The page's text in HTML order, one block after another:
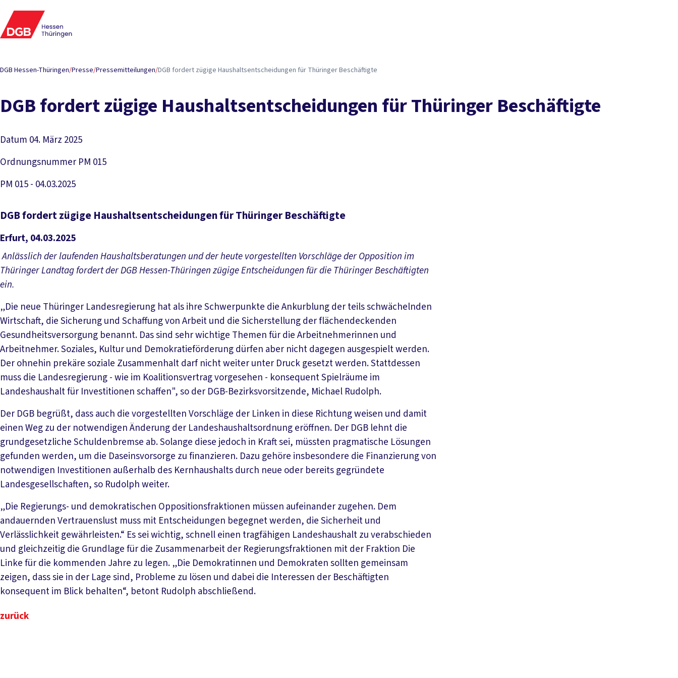
DGB Hessen-Thüringen/Presse/Pressemitteilungen/DGB for­dert zü­gi­ge Haus­halts­ent­schei­dun­gen für Thü­rin­ger Be­schäf­tig­te
DGB for­dert zü­gi­ge Haus­halts­ent­schei­dun­gen für Thü­rin­ger Be­schäf­tig­te
Datum 04. März 2025
Ordnungsnummer PM 015
PM 015 - 04.03.2025
DGB fordert zügige Haushaltsentscheidungen für Thüringer Beschäftigte
Erfurt, 04.03.2025
Anlässlich der laufenden Haushaltsberatungen und der heute vorgestellten Vorschläge der Opposition im
Thüringer Landtag fordert der DGB Hessen-Thüringen zügige Entscheidungen für die Thüringer Beschäftigten
ein.
„Die neue Thüringer Landesregierung hat als ihre Schwerpunkte die Ankurblung der teils schwächelnden
Wirtschaft, die Sicherung und Schaffung von Arbeit und die Sicherstellung der flächendeckenden
Gesundheitsversorgung benannt. Das sind sehr wichtige Themen für die Arbeitnehmerinnen und
Arbeitnehmer. Soziales, Kultur und Demokratieförderung dürfen aber nicht dagegen ausgespielt werden.
Der ohnehin prekäre soziale Zusammenhalt darf nicht weiter unter Druck gesetzt werden. Stattdessen
muss die Landesregierung - wie im Koalitionsvertrag vorgesehen - konsequent Spielräume im
Landeshaushalt für Investitionen schaffen", so der DGB-Bezirksvorsitzende, Michael Rudolph.
Der DGB begrüßt, dass auch die vorgestellten Vorschläge der Linken in diese Richtung weisen und damit
einen Weg zu der notwendigen Änderung der Landeshaushaltsordnung eröffnen. Der DGB lehnt die
grundgesetzliche Schuldenbremse ab. Solange diese jedoch in Kraft sei, müssten pragmatische Lösungen
gefunden werden, um die Daseinsvorsorge zu finanzieren. Dazu gehöre insbesondere die Finanzierung von
notwendigen Investitionen außerhalb des Kernhaushalts durch neue oder bereits gegründete
Landesgesellschaften, so Rudolph weiter.
„Die Regierungs- und demokratischen Oppositionsfraktionen müssen aufeinander zugehen. Dem
andauernden Vertrauenslust muss mit Entscheidungen begegnet werden, die Sicherheit und
Verlässlichkeit gewährleisten.“ Es sei wichtig, schnell einen tragfähigen Landeshaushalt zu verabschieden
und gleichzeitig die Grundlage für die Zusammenarbeit der Regierungsfraktionen mit der Fraktion Die
Linke für die kommenden Jahre zu legen. „Die Demokratinnen und Demokraten sollten gemeinsam
zeigen, dass sie in der Lage sind, Probleme zu lösen und dabei die Interessen der Beschäftigten
konsequent im Blick behalten“, betont Rudolph abschließend.
zurück